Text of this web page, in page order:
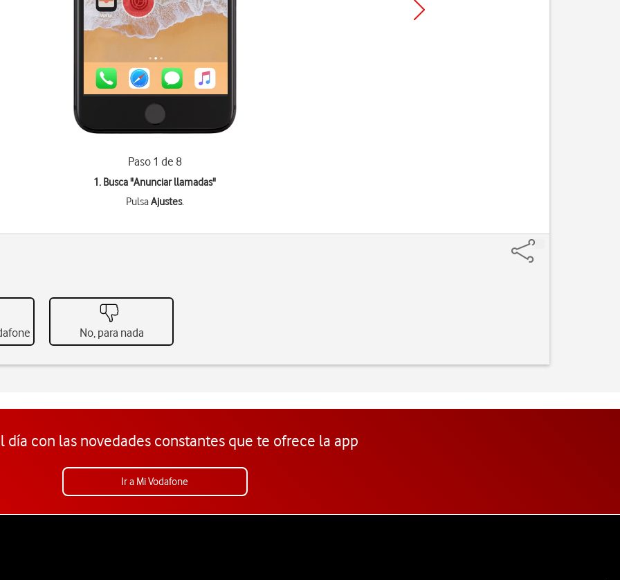
Paso 1 de 8
1. Busca "Anunciar llamadas"
PulsaAjustes.
No, para nada
día con las novedades constantes que te ofrece la app
Ir a Mi Vodafone